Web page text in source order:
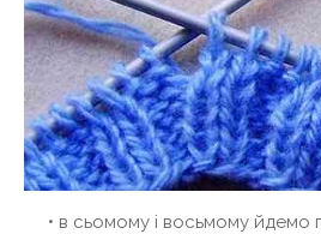
• в сьомому і восьмому йдемо